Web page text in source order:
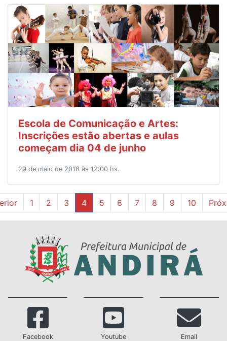
Escola de Comunicação e Artes:
Inscrições estão abertas e aulas
começam dia 04 de junho
29 de maio de 2018 às 12:00 hs.
1 2 3 4 5 6 7 8 9 10
Facebook Youtube Email